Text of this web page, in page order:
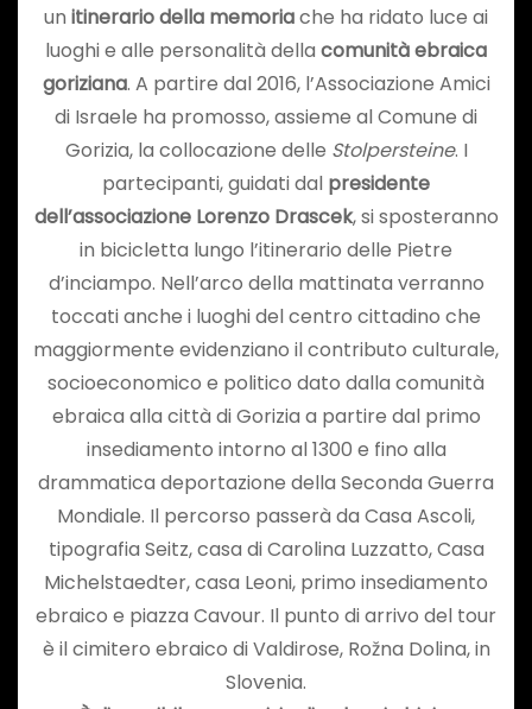
un itinerario della memoriache ha ridato luce ai
luoghi e alle personalità della comunità ebraica
goriziana. A partire dal 2016, l’Associazione Amici
di Israele ha promosso, assieme al Comune di
Gorizia, la collocazione delle Stolpersteine. I
partecipanti, guidati dal presidente
dell’associazione Lorenzo Drascek, si sposteranno
in bicicletta lungo l’itinerario delle Pietre
d’inciampo. Nell’arco della mattinata verranno
toccati anche i luoghi del centro cittadino che
maggiormente evidenziano il contributo culturale,
socioeconomico e politico dato dalla comunità
ebraica alla città di Gorizia a partire dal primo
insediamento intorno al 1300 e fino alla
drammatica deportazione della Seconda Guerra
Mondiale. Il percorso passerà da Casa Ascoli,
tipografia Seitz, casa di Carolina Luzzatto, Casa
Michelstaedter, casa Leoni, primo insediamento
ebraico e piazza Cavour. Il punto di arrivo del tour
è il cimitero ebraico di Valdirose, Rožna Dolina, in
Slovenia.